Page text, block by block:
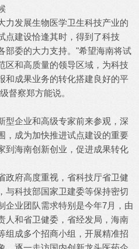
力发展生物医学卫生科技产业的
点建设恰逢其时，得到了科技
部委的大力支持。"希望海南将试
区和高质量的领导区域，为科技
和成果业务的转化搭建良好的平
督察郑方能说。
型企业和高级专家前来参观，深
，成为加快推进试点建设的重要
到海南创新创业，促进成果转化
政府高度重视，省科技厅省卫健
与科技部国家卫建委等保持密切
企业团队需求特别是今年7月，由
人和省卫健委，省经发局，海南
组成多个招商小组，开展精准招